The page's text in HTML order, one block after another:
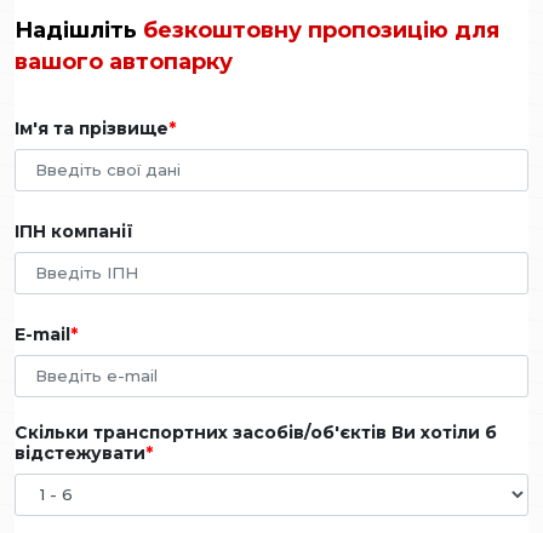
Надішліть безкоштовну пропозицію для
вашого автопарку
Ім'я та прізвище
ІПН компанії
E-mail
Скільки транспортних засобів/об'єктів Ви хотіли б
відстежувати